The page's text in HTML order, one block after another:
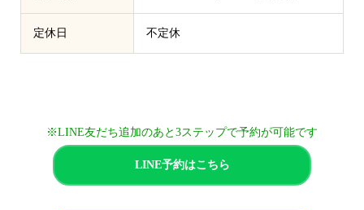
定休日 不定休
※LINE友だち追加のあと3ステップで予約が可能です
LINE予約はこちら